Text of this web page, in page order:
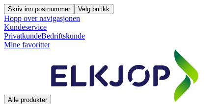
Skriv inn postnummer Velg butikk
Hopp over navigasjonen
Kundeservice
PrivatkundeBedriftskunde
Mine favoritter
Alle produkter